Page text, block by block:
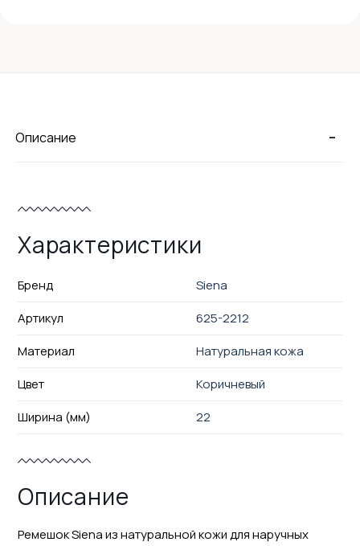
-
Описание
Характеристики
Бренд
Siena
Артикул
625-2212
Материал
Натуральная кожа
Цвет
Коричневый
Ширина (мм)
22
Описание
Ремешок Siena из натуральной кожи для наручных